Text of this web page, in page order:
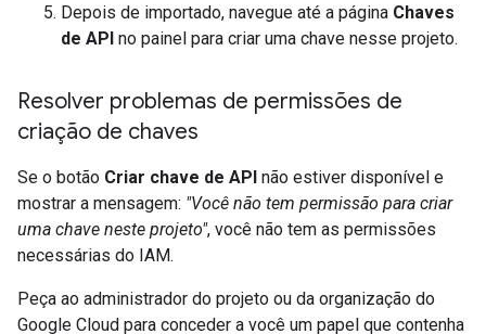
Depois de importado, navegue até a página Chaves
de API no painel para criar uma chave nesse projeto.
Resolver problemas de permissões de
criação de chaves
Se o botão Criar chave de API não estiver disponível e
mostrar a mensagem: "Você não tem permissão para criar
uma chave neste projeto", você não tem as permissões
necessárias do IAM.
Peça ao administrador do projeto ou da organização do
Google Cloud para conceder a você um papel que contenha